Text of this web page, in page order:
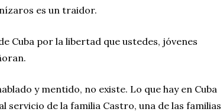
es un traidor.
Cuba por la libertad que ustedes, jóvenes
y mentido, no existe. Lo que hay en Cuba
servicio de la familia Castro, una de las familias